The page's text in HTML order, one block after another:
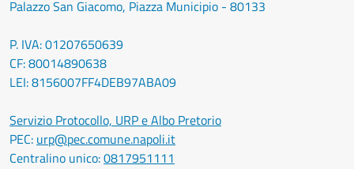
Palazzo San Giacomo, Piazza Municipio - 80133
P. IVA: 01207650639
CF: 80014890638
LEI: 8156007FF4DEB97ABA09
Servizio Protocollo, URP e Albo Pretorio
PEC: urp@pec.comune.napoli.it
Centralino unico:0817951111